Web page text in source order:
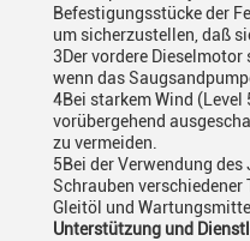
Befestigungsstücke der
um sicherzustellen, daß
3Der vordere
wenn das
4Bei starkem Wind (Level
vorübergehend
zu vermeiden.
5Bei der Verwendung
Schrauben
Gleitöl und
Unterstützung und